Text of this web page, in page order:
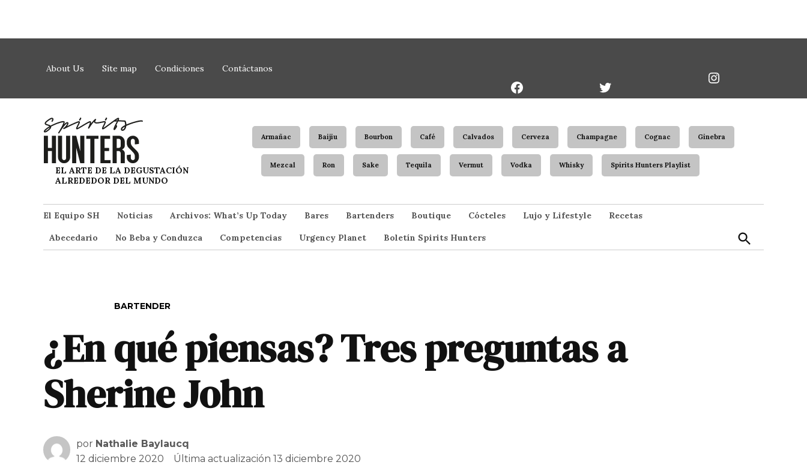
About Us Site map Condiciones Contáctanos
Spirit Hunters
EL ARTE DE LA DEGUSTACIÓN
ALREDEDOR DEL MUNDO
Armañac Baijiu Bourbon Café Calvados Cerveza Champagne Cognac Ginebra
Mezcal Ron Sake Tequila Vermut Vodka Whisky Spirits Hunters Playlist
El Equipo SH Noticias Archivos: What’s Up Today Bares Bartenders Boutique Cócteles Lujo y Lifestyle Recetas
Abecedario No Beba y Conduzca Competencias Urgency Planet Boletín Spirits Hunters
BARTENDER
¿En qué piensas? Tres preguntas a
Sherine John
por Nathalie Baylaucq
12 diciembre 2020
Última actualización 13 diciembre 2020